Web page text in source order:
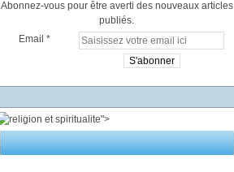
Abonnez-vous pour être averti des nouveaux articles
publiés.
Email
">